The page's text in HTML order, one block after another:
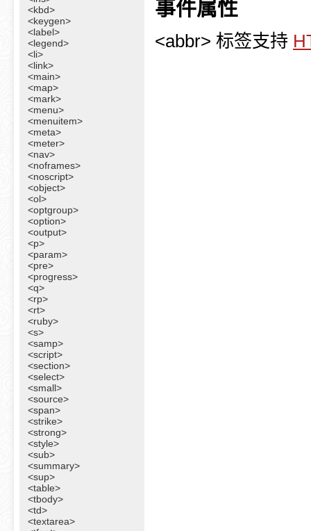
<kbd>
<keygen>
<label>
<legend>
<li>
<link>
<main>
<map>
<mark>
<menu>
<menuitem>
<meta>
<meter>
<nav>
<noframes>
<noscript>
<object>
<ol>
<optgroup>
<option>
<output>
<p>
<param>
<pre>
<progress>
<q>
<rp>
<rt>
<ruby>
<s>
<samp>
<script>
<section>
<select>
<small>
<source>
<span>
<strike>
<strong>
<style>
<sub>
<summary>
<sup>
<table>
<tbody>
<td>
<textarea>
事件属性
<abbr> 标签支持